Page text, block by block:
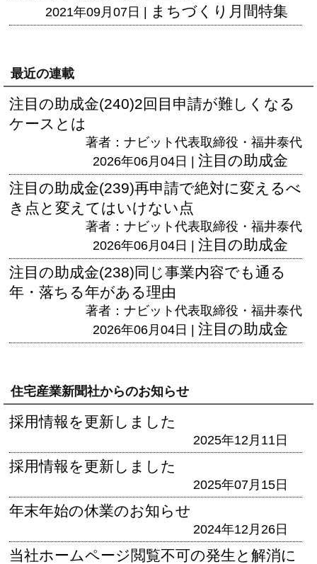
2021年09月07日 | まちづくり月間特集
最近の連載
注目の助成金(240)2回目申請が難しくなる
ケースとは
著者：ナビット代表取締役・福井泰代
2026年06月04日 | 注目の助成金
注目の助成金(239)再申請で絶対に変えるべ
き点と変えてはいけない点
著者：ナビット代表取締役・福井泰代
2026年06月04日 | 注目の助成金
注目の助成金(238)同じ事業内容でも通る
年・落ちる年がある理由
著者：ナビット代表取締役・福井泰代
2026年06月04日 | 注目の助成金
住宅産業新聞社からのお知らせ
採用情報を更新しました
2025年12月11日
採用情報を更新しました
2025年07月15日
年末年始の休業のお知らせ
2024年12月26日
当社ホームページ閲覧不可の発生と解消に